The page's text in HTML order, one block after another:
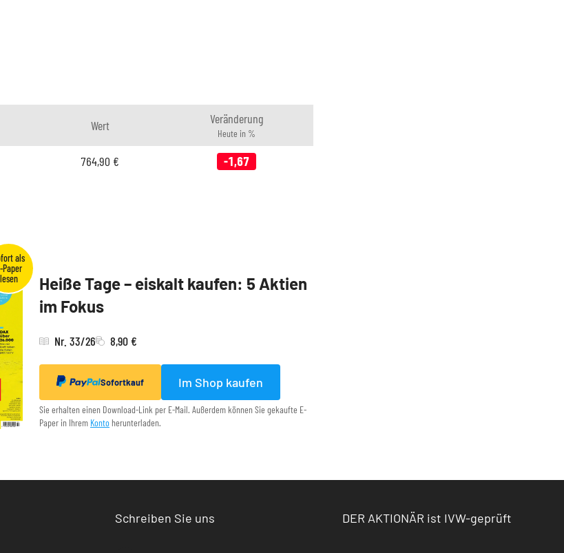
Wert Veränderung
Heute in %
764,90 € -1,67
Heiße Tage – eiskalt kaufen: 5 Aktien
im Fokus
Nr. 33/26 8,90 €
Sofortkauf Im Shop kaufen
Sie erhalten einen Download-Link per E-Mail. Außerdem können Sie gekaufte E-
Paper in Ihrem Konto herunterladen.
Schreiben Sie uns DER AKTIONÄR ist IVW-geprüft